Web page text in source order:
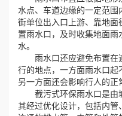
水点、车道边缘的一定范
街单位出入口上游、靠地
置雨水口，及时收集地面
水。
雨水口还应避免布置在
行的地点，一方面雨水口起
另一方面还会影响行人的正
截污式环保雨水口是由
其经过优化设计，包括内